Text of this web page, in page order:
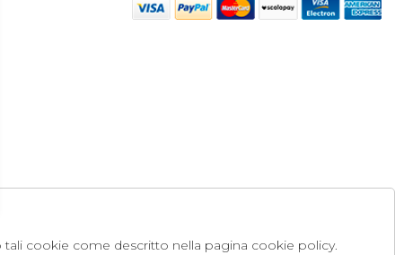
cookie come descritto nella pagina cookie policy.